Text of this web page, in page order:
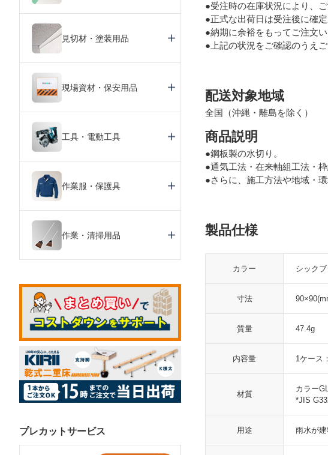
●受注時の在庫状況により、
●正式な出荷日は受注後に確
●納期に余裕をもってご注文
●上記の状況をご確認のうえ
配送対象地域
全国（沖縄・離島を除く）
商品説明
●鋼板製の水切り。
●通気工法・在来軸組工法・
●さらに、施工方法や地域・
製品仕様
カラー シック
寸法
質量 47.4g
内容量 1ケース
材質
カラー
*JIS
用途 雨水が
見切材・塗装用品
現場資材・保安用品
工具・電動工具
作業服・保護具
作業・清掃用品
プレカットサービス